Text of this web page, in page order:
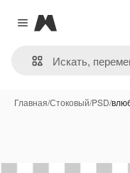
Close menu
Magnific
Главная/Стоковый/PSD/